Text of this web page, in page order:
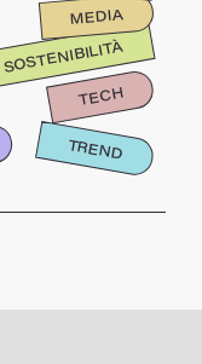
SOSTENIBILITÀ
TECH
MEDIA
TREND